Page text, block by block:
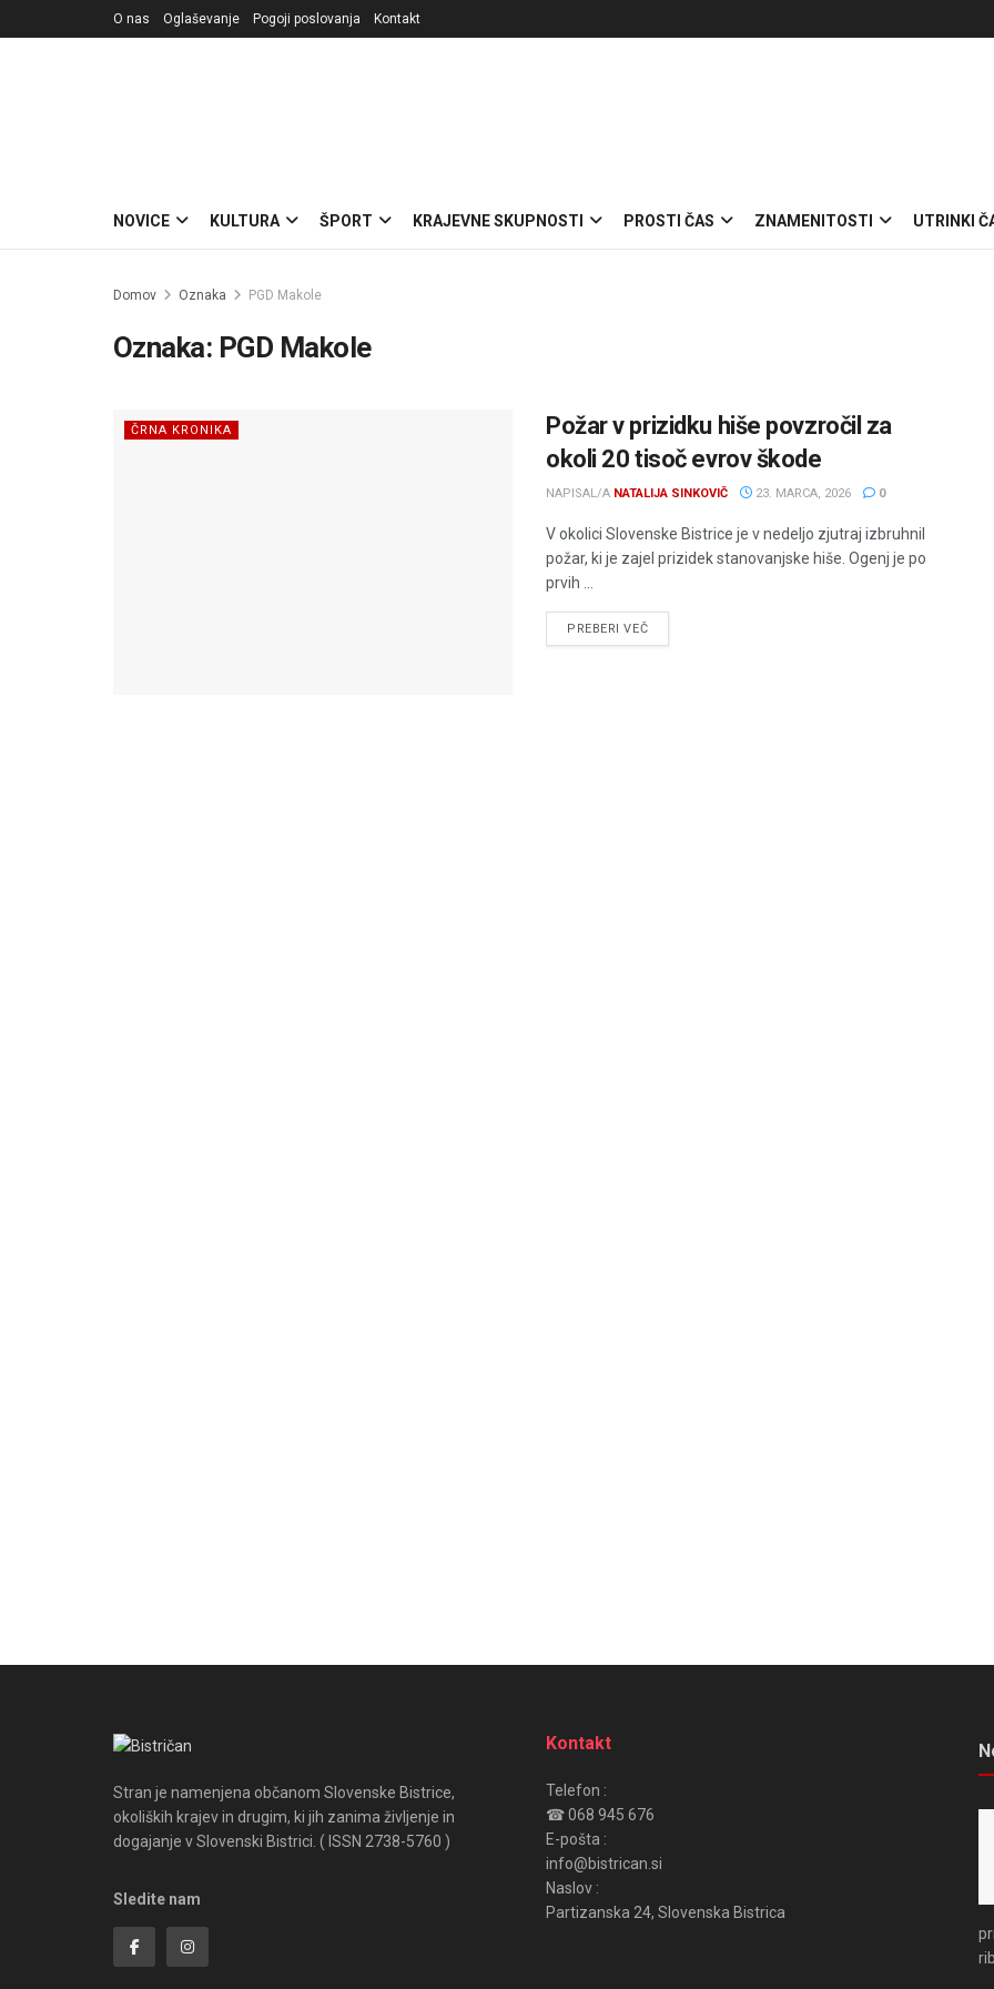
O nas Oglaševanje Pogoji poslovanja Kontakt
NOVICE KULTURA ŠPORT KRAJEVNE SKUPNOSTI PROSTI ČAS ZNAMENITOSTI UTRINKI
Domov Oznaka PGD Makole
Oznaka: PGD Makole
ČRNA KRONIKA
Požar v prizidku hiše povzročil za
okoli 20 tisoč evrov škode
NAPISAL/A NATALIJA SINKOVIČ 23. MARCA, 2026 0
V okolici Slovenske Bistrice je v nedeljo zjutraj izbruhnil
požar, ki je zajel prizidek stanovanjske hiše. Ogenj je po
prvih ...
PREBERI VEČ
Stran je namenjena občanom Slovenske Bistrice,
okoliških krajev in drugim, ki jih zanima življenje in
dogajanje v Slovenski Bistrici. ( ISSN 2738-5760 )
Sledite nam
Kontakt
Telefon :
☎ 068 945 676
E-pošta :
info@bistrican.si
Naslov :
Partizanska 24, Slovenska Bistrica